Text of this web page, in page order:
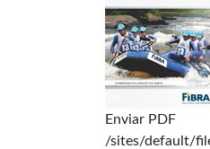
Enviar PDF
/sites/default/